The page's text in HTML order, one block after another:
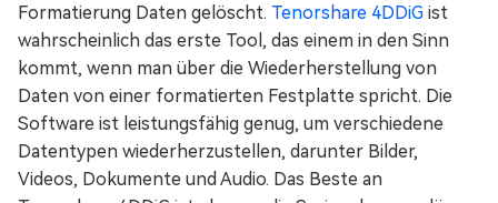
Formatierung Daten gelöscht. Tenorshare 4DDiG ist
wahrscheinlich das erste Tool, das einem in den Sinn
kommt, wenn man über die Wiederherstellung von
Daten von einer formatierten Festplatte spricht. Die
Software ist leistungsfähig genug, um verschiedene
Datentypen wiederherzustellen, darunter Bilder,
Videos, Dokumente und Audio. Das Beste an